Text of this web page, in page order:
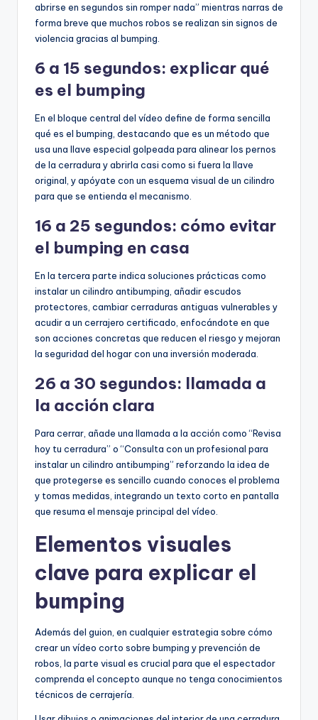
abrirse en segundos sin romper nada” mientras narras de
forma breve que muchos robos se realizan sin signos de
violencia gracias al bumping.
6 a 15 segundos: explicar qué
es el bumping
En el bloque central del vídeo define de forma sencilla
qué es el bumping, destacando que es un método que
usa una llave especial golpeada para alinear los pernos
de la cerradura y abrirla casi como si fuera la llave
original, y apóyate con un esquema visual de un cilindro
para que se entienda el mecanismo.
16 a 25 segundos: cómo evitar
el bumping en casa
En la tercera parte indica soluciones prácticas como
instalar un cilindro antibumping, añadir escudos
protectores, cambiar cerraduras antiguas vulnerables y
acudir a un cerrajero certificado, enfocándote en que
son acciones concretas que reducen el riesgo y mejoran
la seguridad del hogar con una inversión moderada.
26 a 30 segundos: llamada a
la acción clara
Para cerrar, añade una llamada a la acción como “Revisa
hoy tu cerradura” o “Consulta con un profesional para
instalar un cilindro antibumping” reforzando la idea de
que protegerse es sencillo cuando conoces el problema
y tomas medidas, integrando un texto corto en pantalla
que resuma el mensaje principal del vídeo.
Elementos visuales
clave para explicar el
bumping
Además del guion, en cualquier estrategia sobre cómo
crear un vídeo corto sobre bumping y prevención de
robos, la parte visual es crucial para que el espectador
comprenda el concepto aunque no tenga conocimientos
técnicos de cerrajería.